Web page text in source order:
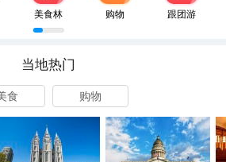
美食林 购物 跟团游
当地热门
食 购物